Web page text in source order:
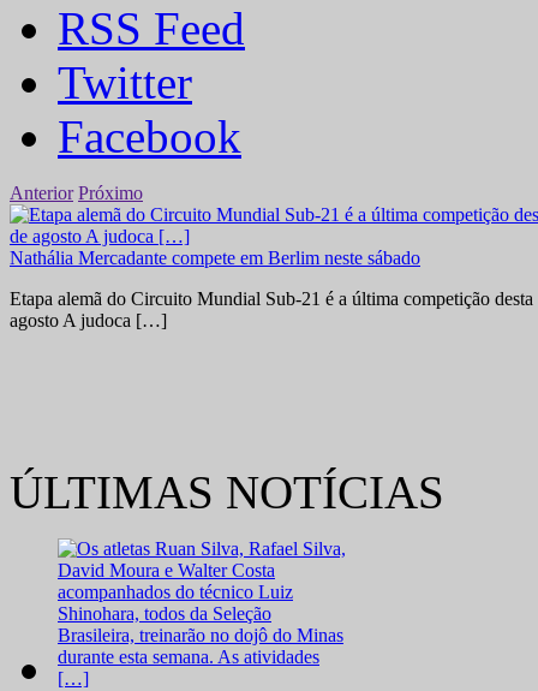
RSS Feed
Twitter
Facebook
Anterior Próximo
Nathália Mercadante compete em Berlim neste sábado
Etapa alemã do Circuito Mundial Sub-21 é a última competição
agosto A judoca […]
ÚLTIMAS NOTÍCIAS